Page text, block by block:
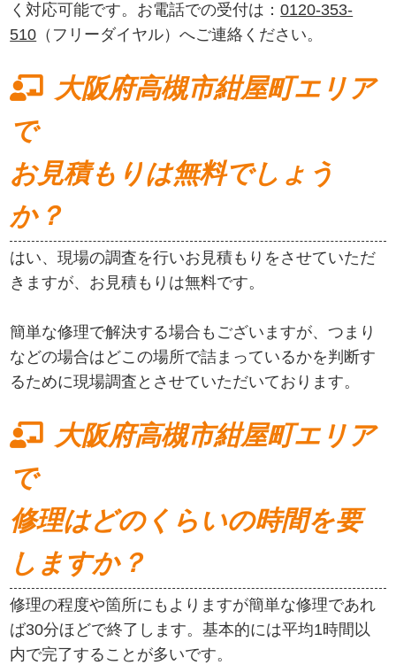
く対応可能です。お電話での受付は：0120-353-
510 （フリーダイヤル）へご連絡ください。
大阪府高槻市紺屋町エリア
で
お見積もりは無料でしょう
か？
はい、現場の調査を行いお見積もりをさせていただ
きますが、お見積もりは無料です。
簡単な修理で解決する場合もございますが、つまり
などの場合はどこの場所で詰まっているかを判断す
るために現場調査とさせていただいております。
大阪府高槻市紺屋町エリア
で
修理はどのくらいの時間を要
しますか？
修理の程度や箇所にもよりますが簡単な修理であれ
ば30分ほどで終了します。基本的には平均1時間以
内で完了することが多いです。